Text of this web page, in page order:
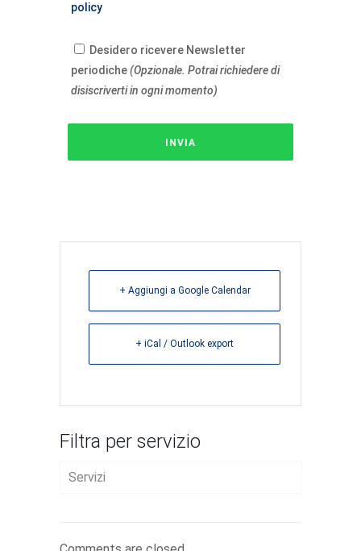
policy
Desidero ricevere Newsletter
periodiche(Opzionale. Potrai richiedere di
disiscriverti in ogni momento)
+ Aggiungi a Google Calendar
+ iCal / Outlook export
Filtra per servizio
Servizi